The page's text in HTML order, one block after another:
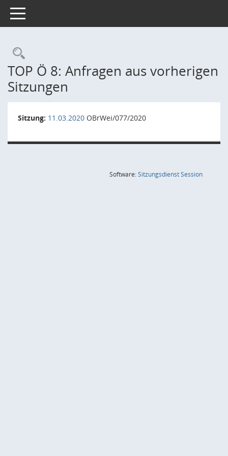
Toggle navigation
Rechercheauswahl
TOP Ö 8: Anfragen aus vorherigen
Sitzungen
Sitzung: 11.03.2020 OBrWei/077/2020
Software:SitzungsdienstSession(Wird in